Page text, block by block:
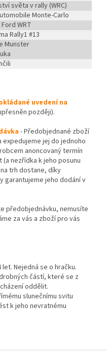
světa v rally (WRC)
Monte-Carlo
WRT
Rally1 #13
Munster
uvedení na
později).
- Předobjednané zboží
expedujeme jej do jednoho
anoncovaný termín
nezřídka k jeho posunu
trh dostane, díky
garantujeme jeho dodání v
předobjednávku, nemusíte
za vás a zboží pro vás
Nejedná se o hračku.
částí, které se z
oddělit.
slunečnímu svitu
k jeho nevratnému